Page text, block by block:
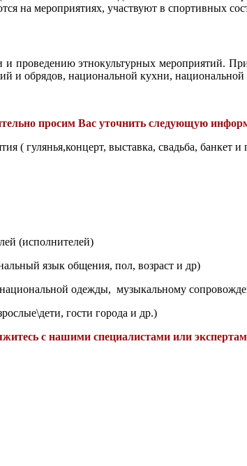
на мероприятиях, участвуют в спортивных
проведению этнокультурных мероприятий.
и обрядов, национальной кухни,
просим Вас уточнить следующую
( гулянья,концерт, выставка, свадьба, банкет и
(исполнителей)
язык общения, пол, возраст и др)
одежды, музыкальному
гости города и др.)
с нашими специалистами или